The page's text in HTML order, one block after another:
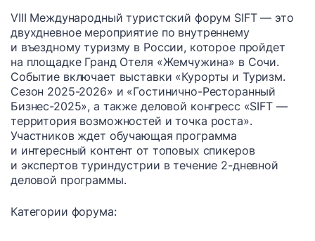
VIII Международный туристский форум SIFT — это
двухдневное мероприятие по внутреннему
и въездному туризму в России, которое пройдет
на площадке Гранд Отеля «Жемчужина» в Сочи.
Событие включает выставки «Курорты и Туризм.
Сезон 2025-2026» и «Гостинично-Ресторанный
Бизнес-2025», а также деловой конгресс «SIFT —
территория возможностей и точка роста».
Участников ждет обучающая программа
и интересный контент от топовых спикеров
и экспертов туриндустрии в течение 2-дневной
деловой программы.
Категории форума: